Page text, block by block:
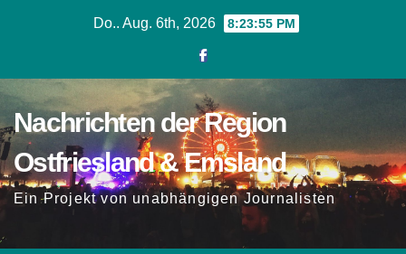
Do.. Aug. 6th, 2026 8:23:56 PM
Nachrichten der Region
Ostfriesland & Emsland
Ein Projekt von unabhängigen Journalisten